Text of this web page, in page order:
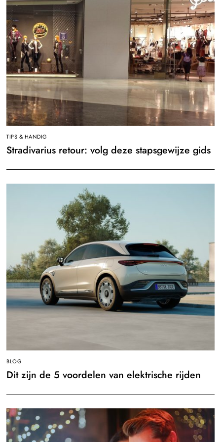
TIPS & HANDIG
Stradivarius retour: volg deze stapsgewijze gids
BLOG
Dit zijn de 5 voordelen van elektrische rijden